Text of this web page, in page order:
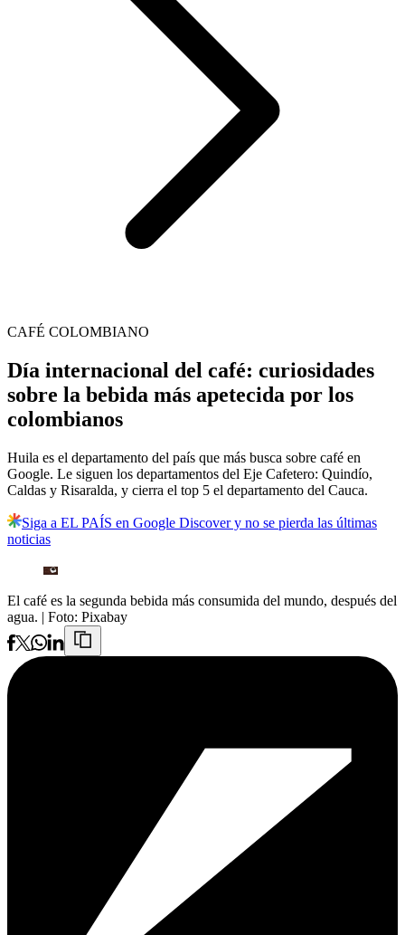
CAFÉ COLOMBIANO
Día internacional del café: curiosidades
sobre la bebida más apetecida por los
colombianos
Huila es el departamento del país que más busca sobre café en
Google. Le siguen los departamentos del Eje Cafetero: Quindío,
Caldas y Risaralda, y cierra el top 5 el departamento del Cauca.
Siga a EL PAÍS en Google Discover y no se pierda las últimas
noticias
El café es la segunda bebida más consumida del mundo, después del
agua. | Foto: Pixabay